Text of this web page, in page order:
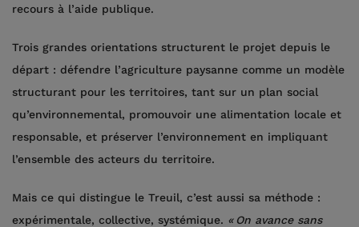
recours à l’aide publique.
Trois grandes orientations structurent le projet depuis le
départ : défendre l’agriculture paysanne comme un modèle
structurant pour les territoires, tant sur un plan social
qu’environnemental, promouvoir une alimentation locale et
responsable, et préserver l’environnement en impliquant
l’ensemble des acteurs du territoire.
Mais ce qui distingue le Treuil, c’est aussi sa méthode :
expérimentale, collective, systémique. « On avance sans